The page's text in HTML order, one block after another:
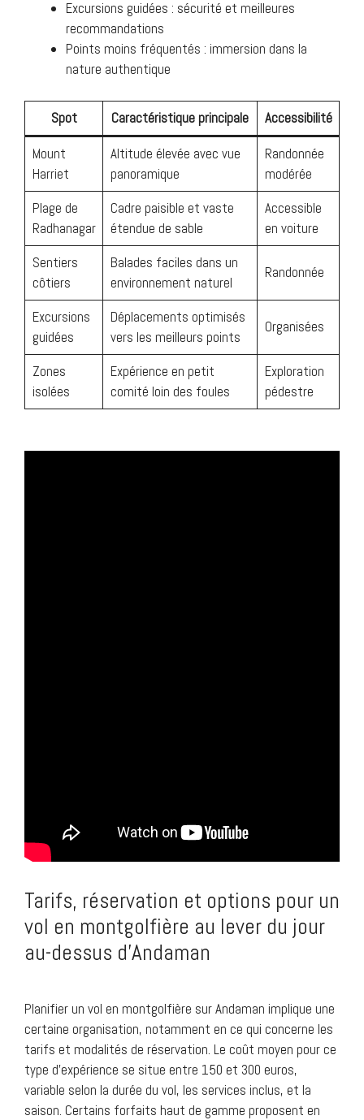
Excursions guidées : sécurité et meilleures
recommandations
Points moins fréquentés : immersion dans la
nature authentique
Spot Caractéristique principale
Accessibilité
Mount
Harriet
Altitude élevée avec vue
panoramique
Randonnée
modérée
Plage de
Radhanagar
Cadre paisible et vaste
étendue de sable
Accessible
en voiture
Sentiers
côtiers
Balades faciles dans un
environnement naturel
Randonnée
Excursions
guidées
Déplacements optimisés
vers les meilleurs points
Organisées
Zones
isolées
Expérience en petit
comité loin des foules
Exploration
pédestre
Tarifs, réservation et options pour un
vol en montgolfière au lever du jour
au-dessus d’Andaman
Planifier un vol en montgolfière sur Andaman implique une
certaine organisation, notamment en ce qui concerne les
tarifs et modalités de réservation. Le coût moyen pour ce
type d’expérience se situe entre 150 et 300 euros,
variable selon la durée du vol, les services inclus, et la
saison. Certains forfaits haut de gamme proposent en